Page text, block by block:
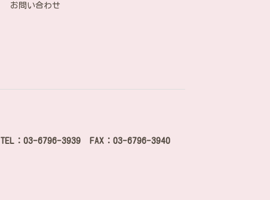
お問い合わせ
TEL：03-6796-3939 FAX：03-6796-3940